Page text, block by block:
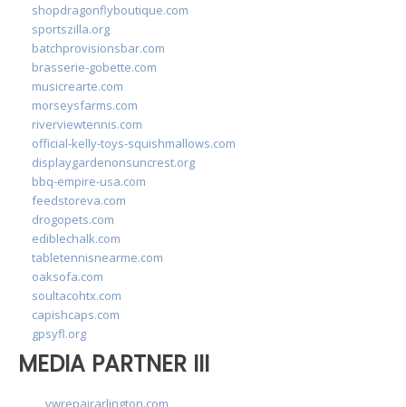
shopdragonflyboutique.com
sportszilla.org
batchprovisionsbar.com
brasserie-gobette.com
musicrearte.com
morseysfarms.com
riverviewtennis.com
official-kelly-toys-squishmallows.com
displaygardenonsuncrest.org
bbq-empire-usa.com
feedstoreva.com
drogopets.com
ediblechalk.com
tabletennisnearme.com
oaksofa.com
soultacohtx.com
capishcaps.com
gpsyfl.org
MEDIA PARTNER III
vwrepairarlington.com